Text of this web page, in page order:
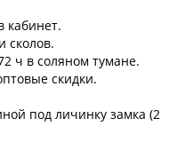
кабинет.
сколов.
ч в соляном тумане.
скидки.
под личинку замка (2